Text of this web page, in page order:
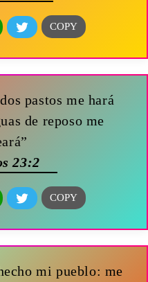
pastos me hará
de reposo me
23:2
mi pueblo: me